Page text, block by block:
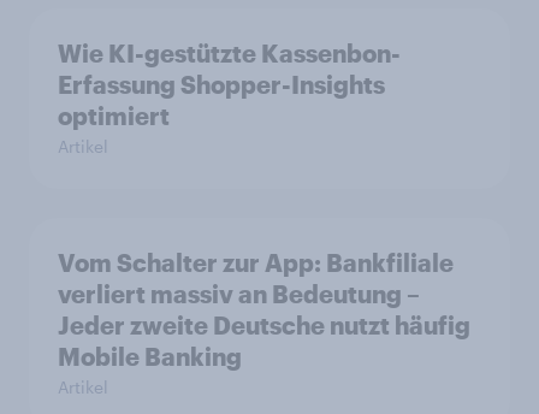
Wie KI-gestützte Kassenbon-
Erfassung Shopper-Insights
optimiert
Artikel
Vom Schalter zur App: Bankfiliale
verliert massiv an Bedeutung –
Jeder zweite Deutsche nutzt häufig
Mobile Banking
Artikel